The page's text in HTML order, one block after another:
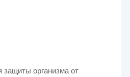
организма от